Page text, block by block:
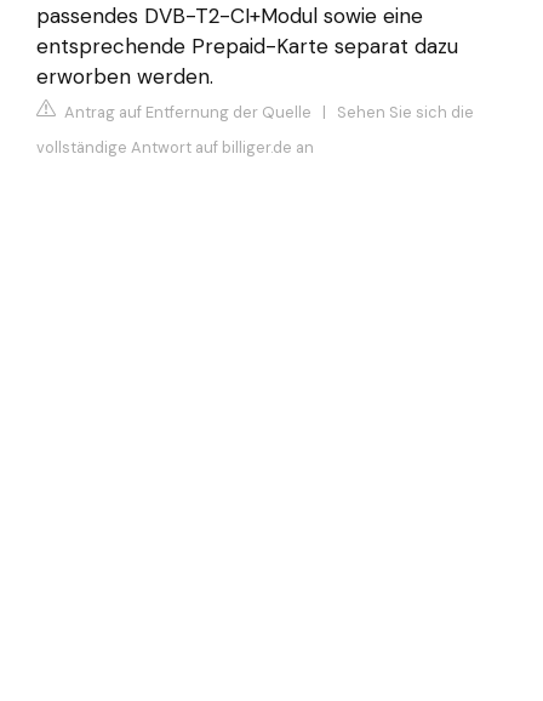
passendes DVB-T2-CI+Modul sowie eine
entsprechende Prepaid-Karte separat dazu
erworben werden.
Antrag auf Entfernung der Quelle | Sehen Sie sich die
vollständige Antwort auf billiger.de an